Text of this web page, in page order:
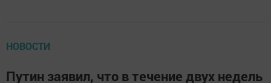
НОВОСТИ
Путин заявил, что в течение двух недель